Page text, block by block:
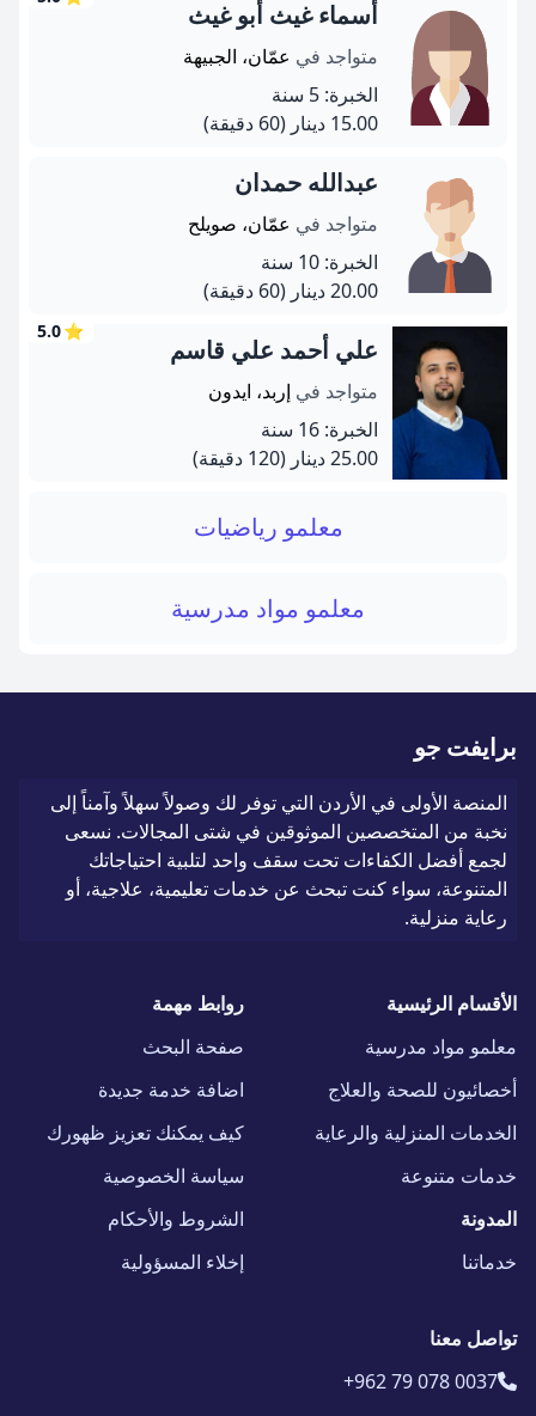
أسماء غيث أبو غيث
متواجد في عمّان، الجبيهة
الخبرة: 5 سنة
15.00 دينار
(60 دقيقة)
عبدالله حمدان
متواجد في عمّان، صويلح
الخبرة: 10 سنة
20.00 دينار
(60 دقيقة)
⭐
5.0
علي أحمد علي قاسم
متواجد في إربد، ايدون
الخبرة: 16 سنة
25.00 دينار
(120 دقيقة)
معلمو رياضيات
معلمو مواد مدرسية
برايفت جو
المنصة الأولى في الأردن التي توفر لك وصولاً سهلاً وآمناً إلى
نخبة من المتخصصين الموثوقين في شتى المجالات. نسعى
لجمع أفضل الكفاءات تحت سقف واحد لتلبية احتياجاتك
المتنوعة، سواء كنت تبحث عن خدمات تعليمية، علاجية، أو
رعاية منزلية.
الأقسام الرئيسية
معلمو مواد مدرسية
أخصائيون للصحة والعلاج
الخدمات المنزلية والرعاية
خدمات متنوعة
المدونة
خدماتنا
روابط مهمة
صفحة البحث
اضافة خدمة جديدة
كيف يمكنك تعزيز ظهورك
سياسة الخصوصية
الشروط والأحكام
إخلاء المسؤولية
تواصل معنا
+962 79 078 0037